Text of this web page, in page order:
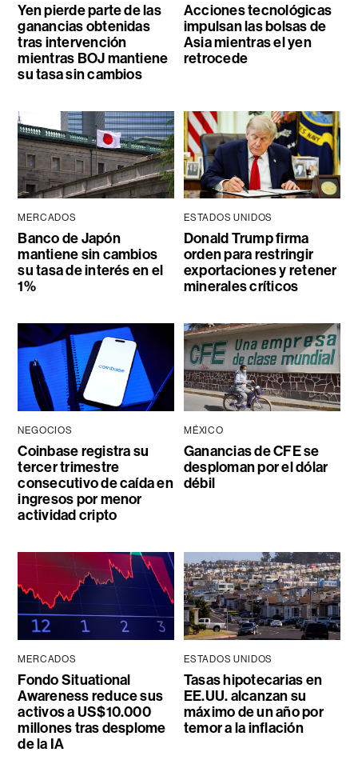
Yen pierde parte de las
ganancias obtenidas
tras intervención
mientras BOJ mantiene
su tasa sin cambios
Acciones tecnológicas
impulsan las bolsas de
Asia mientras el yen
retrocede
MERCADOS
Banco de Japón
mantiene sin cambios
su tasa de interés en el
1%
ESTADOS UNIDOS
Donald Trump firma
orden para restringir
exportaciones y retener
minerales críticos
NEGOCIOS
Coinbase registra su
tercer trimestre
consecutivo de caída en
ingresos por menor
actividad cripto
MÉXICO
Ganancias de CFE se
desploman por el dólar
débil
MERCADOS
Fondo Situational
Awareness reduce sus
activos a US$10.000
millones tras desplome
de la IA
ESTADOS UNIDOS
Tasas hipotecarias en
EE.UU. alcanzan su
máximo de un año por
temor a la inflación